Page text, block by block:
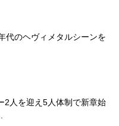
代のヘヴィメタルシーンを
2人を迎え5人体制で新章始